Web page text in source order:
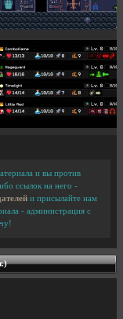
и вы против
ссылок на него -
и присылайте нам
- администрация с